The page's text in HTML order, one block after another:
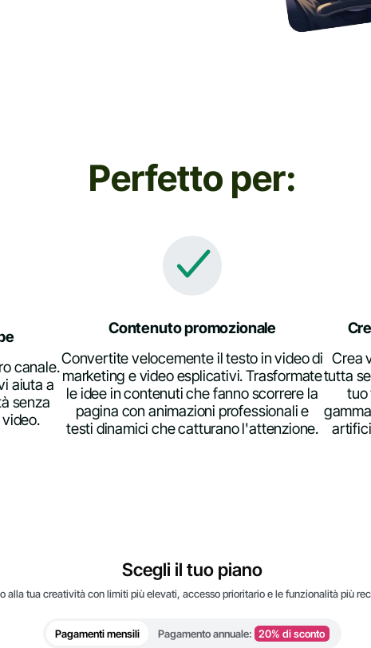
Perfetto per:
canale.
aiuta a
senza
Contenuto promozionale
Convertite velocemente il testo in video di
marketing e video esplicativi. Trasformate
le idee in contenuti che fanno scorrere la
pagina con animazioni professionali e
testi dinamici che catturano l'attenzione.
Crea
tutta
tuo
Scegli il tuo piano
alla tua creatività con limiti più elevati, accesso prioritario e le funzionalità più
Pagamenti mensili Pagamento annuale: 20% di sconto